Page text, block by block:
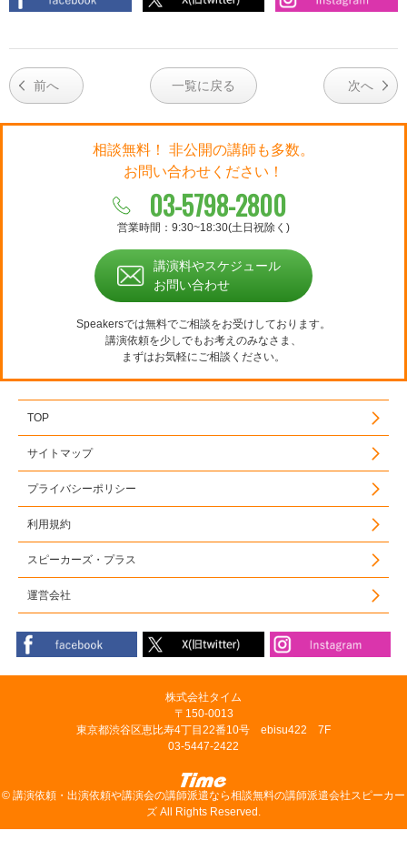
前へ 一覧に戻る 次へ
相談無料！ 非公開の講師も多数。
お問い合わせください！
03-5798-2800
営業時間：9:30~18:30(土日祝除く)
講演料やスケジュール
お問い合わせ
Speakersでは無料でご相談をお受けしております。
講演依頼を少しでもお考えのみなさま、
まずはお気軽にご相談ください。
TOP
サイトマップ
プライバシーポリシー
利用規約
スピーカーズ・プラス
運営会社
株式会社タイム
〒150-0013
東京都渋谷区恵比寿4丁目22番10号 ebisu422 7F
03-5447-2422
© 講演依頼・出演依頼や講演会の講師派遣なら相談無料の講師派遣会社スピーカー
ズ All Rights Reserved.